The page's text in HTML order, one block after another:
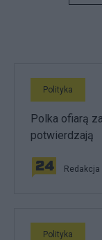
Polityka
Polka ofiarą
potwierdzają
Redakcja
Polityka